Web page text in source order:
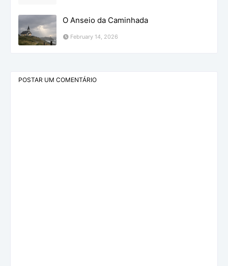
O Anseio da Caminhada
February 14, 2026
POSTAR UM COMENTÁRIO